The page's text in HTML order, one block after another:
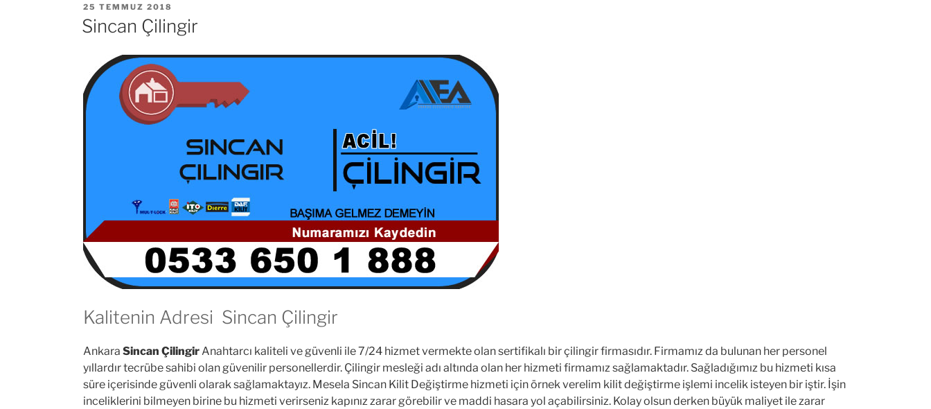
YAYIM
TARIHI
25 TEMMUZ 2018
Sincan Çilingir
Kalitenin Adresi Sincan Çilingir
Ankara Sincan ÇilingirAnahtarcı kaliteli ve güvenli ile 7/24 hizmet vermekte olan sertifikalı bir çilingir firmasıdır. Firmamız da bulunan her personel
yıllardır tecrübe sahibi olan güvenilir personellerdir. Çilingir mesleği adı altında olan her hizmeti firmamız sağlamaktadır. Sağladığımız bu hizmeti kısa
süre içerisinde güvenli olarak sağlamaktayız. Mesela Sincan Kilit Değiştirme hizmeti için örnek verelim kilit değiştirme işlemi incelik isteyen bir iştir. İşin
inceliklerini bilmeyen birine bu hizmeti verirseniz kapınız zarar görebilir ve maddi hasara yol açabilirsiniz. Kolay olsun derken büyük maliyet ile zarar